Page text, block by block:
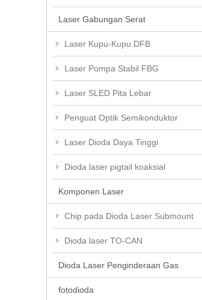
Laser Gabungan Serat
Laser Kupu-Kupu DFB
Laser Pompa Stabil FBG
Laser SLED Pita Lebar
Penguat Optik Semikonduktor
Laser Dioda Daya Tinggi
Dioda laser pigtail koaksial
Komponen Laser
Chip pada Dioda Laser Submount
Dioda laser TO-CAN
Dioda Laser Penginderaan Gas
fotodioda